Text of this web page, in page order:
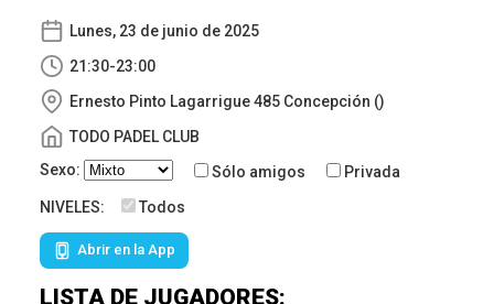
Lunes, 23 de junio de 2025
21:30-23:00
Ernesto Pinto Lagarrigue 485 Concepción ()
TODO PADEL CLUB
Sexo:
Sólo amigos
Privada
NIVELES:
Todos
Abrir en la App
LISTA DE JUGADORES: